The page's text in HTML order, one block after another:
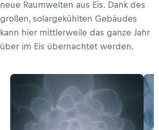
neue Raumwelten aus Eis. Dank des
großen, solargekühlten Gebäudes
kann hier mittlerweile das ganze Jahr
über im Eis übernachtet werden.